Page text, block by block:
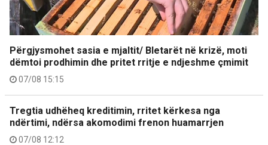
Përgjysmohet sasia e mjaltit/ Bletarët në krizë, moti
dëmtoi prodhimin dhe pritet rritje e ndjeshme çmimit
07/08 15:15
Tregtia udhëheq kreditimin, rritet kërkesa nga
ndërtimi, ndërsa akomodimi frenon huamarrjen
07/08 12:12